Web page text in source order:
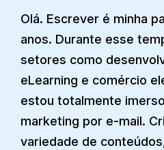
Olá. Escrever é minha
anos. Durante esse
setores como
eLearning e comércio
estou totalmente
marketing por e-mail.
variedade de